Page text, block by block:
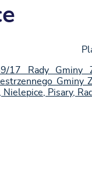
17 Rady
Gminy
Nielepice, Pisary,